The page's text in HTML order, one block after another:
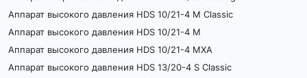
Аппарат высокого давления HDS 10/21-4 М Classic
Аппарат высокого давления HDS 10/21-4 M
Аппарат высокого давления HDS 10/21-4 MXA
Аппарат высокого давления HDS 13/20-4 S Classic